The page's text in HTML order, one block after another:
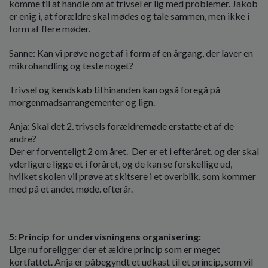
komme til at handle om at trivsel er lig med problemer. Jakob
er enig i, at forældre skal mødes og tale sammen, men ikke i
form af flere møder.
Sanne: Kan vi prøve noget af i form af en årgang, der laver en
mikrohandling og teste noget?
Trivsel og kendskab til hinanden kan også foregå på
morgenmadsarrangementer og lign.
Anja: Skal det 2.trivsels forældremøde erstatte et af de
andre?
Der er forventeligt 2 om året. Der er et i efteråret, og der skal
yderligere ligge et i foråret, og de kan se forskellige ud,
hvilket skolen vil prøve at skitsere i et overblik, som kommer
med på et andet møde. efterår.
5: Princip for undervisningens organisering:
Lige nu foreligger der et ældre princip som er meget
kortfattet. Anja er påbegyndt et udkast til et princip, som vil